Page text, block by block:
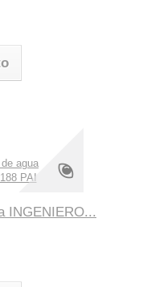
INGENIERO...